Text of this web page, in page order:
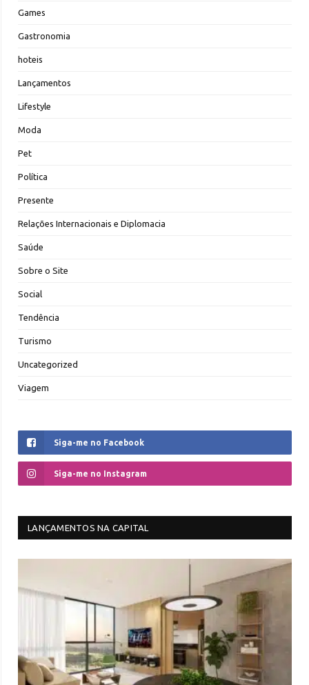
Games
Gastronomia
hoteis
Lançamentos
Lifestyle
Moda
Pet
Política
Presente
Relações Internacionais e Diplomacia
Saúde
Sobre o Site
Social
Tendência
Turismo
Uncategorized
Viagem
Siga-me no Facebook
Siga-me no Instagram
LANÇAMENTOS NA CAPITAL